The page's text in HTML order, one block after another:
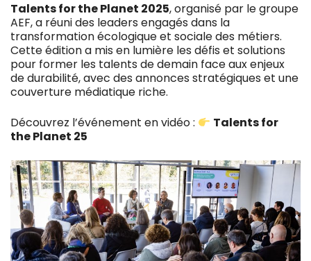
Talents for the Planet 2025, organisé par le groupe
AEF, a réuni des leaders engagés dans la
transformation écologique et sociale des métiers.
Cette édition a mis en lumière les défis et solutions
pour former les talents de demain face aux enjeux
de durabilité, avec des annonces stratégiques et une
couverture médiatique riche.
Découvrez l’événement en vidéo :
Talents for
the Planet 25